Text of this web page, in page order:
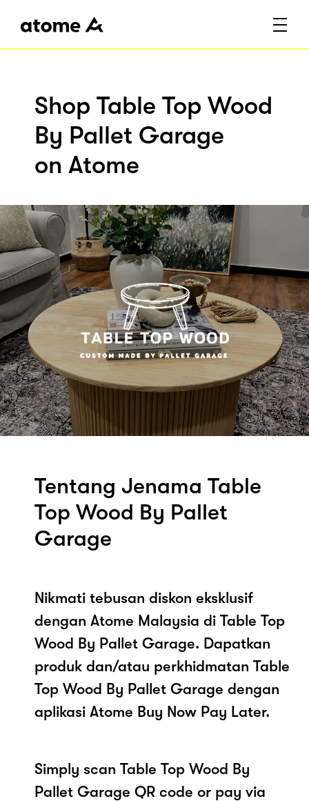
Shop Table Top Wood
By Pallet Garage
on Atome
Tentang Jenama Table
Top Wood By Pallet
Garage
Nikmati tebusan diskon eksklusif
dengan Atome Malaysia di Table Top
Wood By Pallet Garage. Dapatkan
produk dan/atau perkhidmatan Table
Top Wood By Pallet Garage dengan
aplikasi Atome Buy Now Pay Later.
Simply scan Table Top Wood By
Pallet Garage QR code or pay via